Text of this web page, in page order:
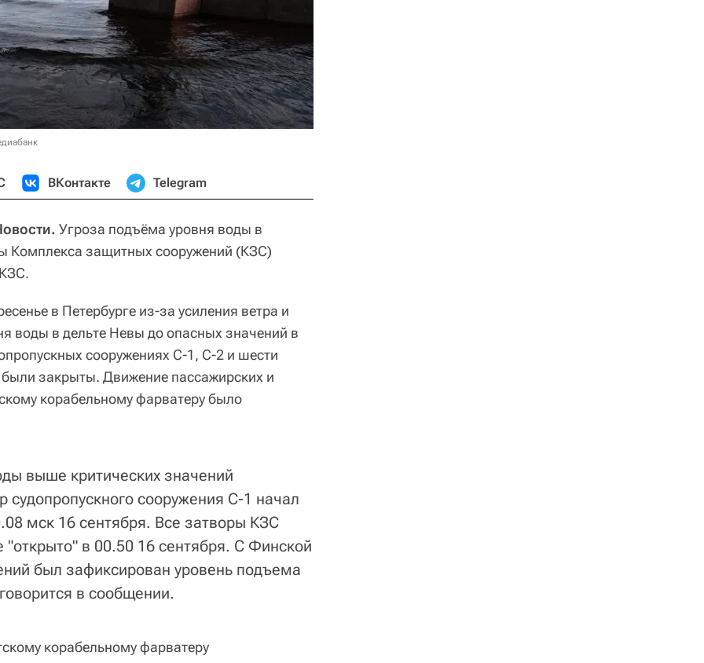
ВКонтакте Telegram
Угроза подъёма уровня воды в
Комплекса защитных сооружений (КЗС)
в Петербурге из-за усиления ветра и
воды в дельте Невы до опасных значений в
сооружениях С-1, С-2 и шести
закрыты. Движение пассажирских и
корабельному фарватеру было
выше критических значений
сооружения С-1 начал
мск 16 сентября. Все затворы КЗС
в 00.50 16 сентября. С Финской
был зафиксирован уровень подъема
в сообщении.
корабельному фарватеру